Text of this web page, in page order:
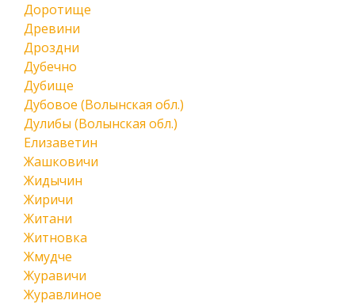
Доротище
Древини
Дроздни
Дубечно
Дубище
Дубовое (Волынская обл.)
Дулибы (Волынская обл.)
Елизаветин
Жашковичи
Жидычин
Жиричи
Житани
Житновка
Жмудче
Журавичи
Журавлиное